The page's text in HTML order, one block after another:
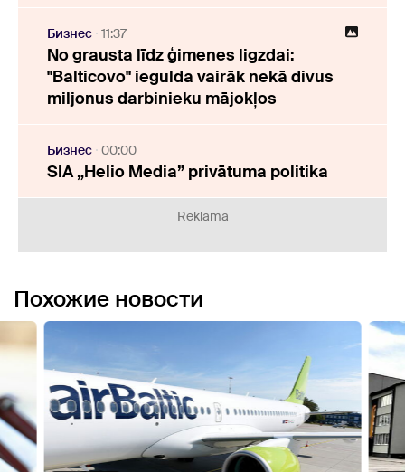
Бизнес 11:37
No grausta līdz ģimenes ligzdai:
"Balticovo" iegulda vairāk nekā divus
miljonus darbinieku mājokļos
Бизнес 00:00
SIA „Helio Media” privātuma politika
Reklāma
Похожие новости